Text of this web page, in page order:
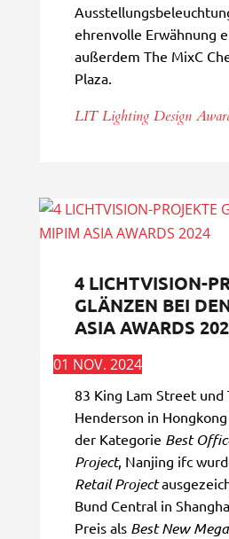
ehrenvolle Erwähnung
außerdem The MixC
Plaza.
LIT Lighting Design
4 LICHTVISION-
GLÄNZEN BEI
ASIA AWARDS
01 NOV. 2024
83 King Lam Street und
Henderson in
der Kategorie Best
Project, Nanjing ifc
Retail Project
Bund Central in
Preis als Best New